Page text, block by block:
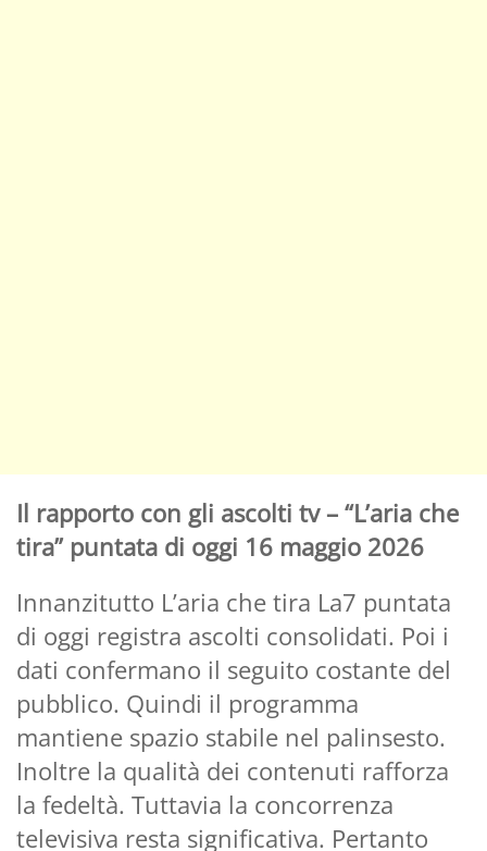
Il rapporto con gli ascolti tv – “L’aria che
tira” puntata di oggi 16 maggio 2026
Innanzitutto L’aria che tira La7 puntata
di oggi registra ascolti consolidati. Poi i
dati confermano il seguito costante del
pubblico. Quindi il programma
mantiene spazio stabile nel palinsesto.
Inoltre la qualità dei contenuti rafforza
la fedeltà. Tuttavia la concorrenza
televisiva resta significativa. Pertanto